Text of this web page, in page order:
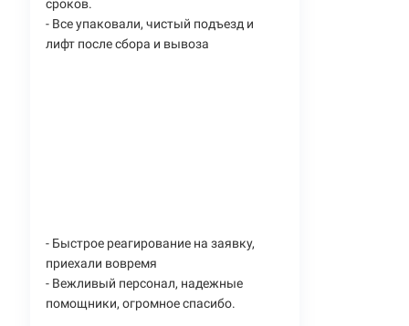
сроков.
- Все упаковали, чистый подъезд и
лифт после сбора и вывоза
- Быстрое реагирование на заявку,
приехали вовремя
- Вежливый персонал, надежные
помощники, огромное спасибо.